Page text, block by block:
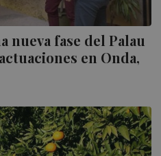
nueva fase del Palau
en Onda,